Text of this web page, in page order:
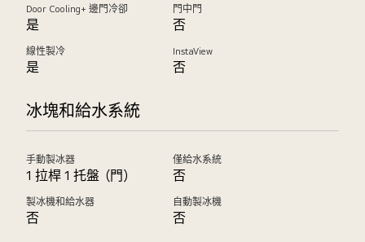
Door Cooling+ 邊門冷卻
是
門中門
否
線性製冷
是
InstaView
否
冰塊和給水系統
手動製冰器
1 拉桿 1 托盤（門）
僅給水系統
否
製冰機和給水器
否
自動製冰機
否